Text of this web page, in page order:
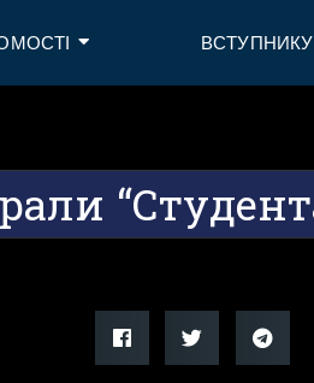
ВСТУПНИКУ